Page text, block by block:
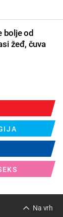
bolje od
žeđ, čuva
Na vrh